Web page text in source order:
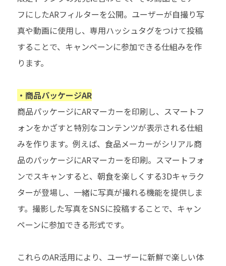
フにしたARフィルターを公開。ユーザーが自撮り写
真や動画に使用し、専用ハッシュタグをつけて投稿
することで、キャンペーンに参加できる仕組みを作
ります。
・商品パッケージAR
商品パッケージにARマーカーを印刷し、スマートフ
ォンをかざすと特別なコンテンツが表示される仕組
みを作ります。例えば、食品メーカーがシリアル商
品のパッケージにARマーカーを印刷。スマートフォ
ンでスキャンすると、朝食を楽しくする3Dキャラク
ターが登場し、一緒に写真が撮れる機能を提供しま
す。撮影した写真をSNSに投稿することで、キャン
ペーンに参加できる形式です。
これらのAR活用により、ユーザーに新鮮で楽しい体